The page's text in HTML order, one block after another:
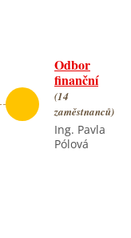
Odbor
finanční
(14
zaměstnanců)
Ing. Pavla
Pólová